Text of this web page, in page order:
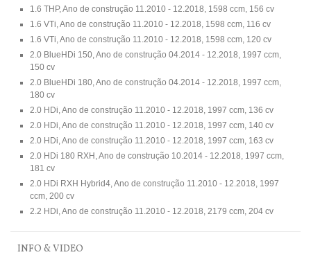
1.6 THP, Ano de construção 11.2010 - 12.2018, 1598 ccm, 156 cv
1.6 VTi, Ano de construção 11.2010 - 12.2018, 1598 ccm, 116 cv
1.6 VTi, Ano de construção 11.2010 - 12.2018, 1598 ccm, 120 cv
2.0 BlueHDi 150, Ano de construção 04.2014 - 12.2018, 1997 ccm,
150 cv
2.0 BlueHDi 180, Ano de construção 04.2014 - 12.2018, 1997 ccm,
180 cv
2.0 HDi, Ano de construção 11.2010 - 12.2018, 1997 ccm, 136 cv
2.0 HDi, Ano de construção 11.2010 - 12.2018, 1997 ccm, 140 cv
2.0 HDi, Ano de construção 11.2010 - 12.2018, 1997 ccm, 163 cv
2.0 HDi 180 RXH, Ano de construção 10.2014 - 12.2018, 1997 ccm,
181 cv
2.0 HDi RXH Hybrid4, Ano de construção 11.2010 - 12.2018, 1997
ccm, 200 cv
2.2 HDi, Ano de construção 11.2010 - 12.2018, 2179 ccm, 204 cv
INFO & VIDEO